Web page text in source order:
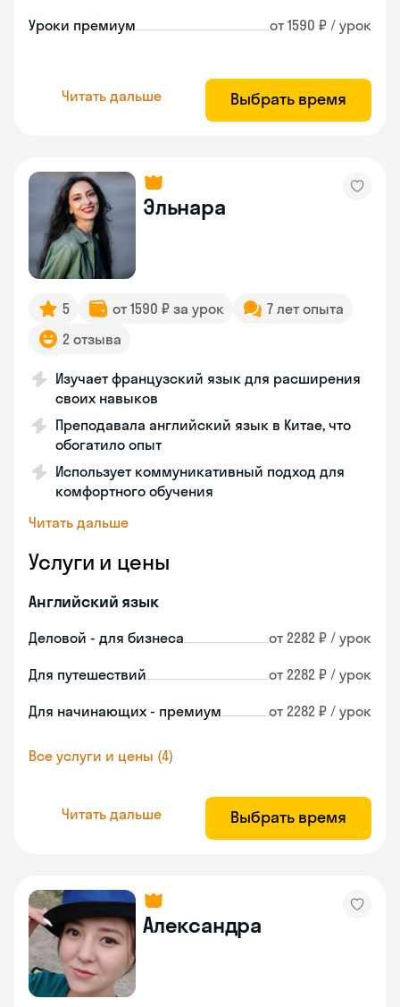
Уроки премиум от 1590 ₽ / урок
Читать дальше Выбрать время
Эльнара
5 от 1590 ₽ за урок
7 лет опыта
2 отзыва
Изучает французский язык для расширения
своих навыков
Преподавала английский язык в Китае, что
обогатило опыт
Использует коммуникативный подход для
комфортного обучения
Читать дальше
Услуги и цены
Английский язык
Деловой - для бизнеса от 2282 ₽ / урок
Для путешествий от 2282 ₽ / урок
Для начинающих - премиум от 2282 ₽ / урок
Все услуги и цены (4)
Читать дальше Выбрать время
Александра